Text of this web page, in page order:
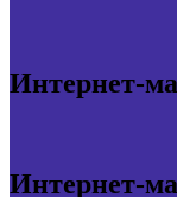
Интернет-
Интернет-